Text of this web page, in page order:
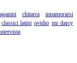
chitarra
innamorarsi
classici latini ovidio mr darcy